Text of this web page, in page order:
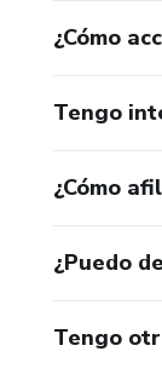
¿Cómo
Tengo
¿Cómo
¿Puedo
Tengo